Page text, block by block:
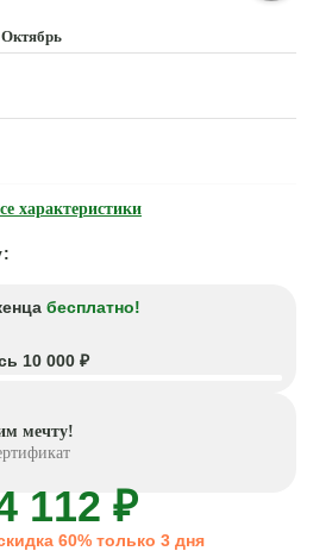
характеристики
бесплатно!
10 000 ₽
мечту!
112 ₽
60% только 3 дня